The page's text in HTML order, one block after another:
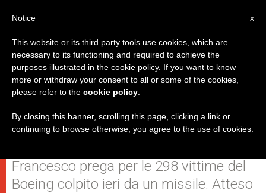
Il cordoglio del Santo Padre per
le vittime dell'aereo malese
abbattuto in est Ucraina
Francesco prega per le 298 vittime del
Boeing colpito ieri da un missile. Atteso
x
Notice
This website or its third party tools use cookies, which are
necessary to its functioning and required to achieve the
purposes illustrated in the cookie policy. If you want to know
more or withdraw your consent to all or some of the cookies,
please refer to the cookie policy
By closing this banner, scrolling this page, clicking a link or
continuing to browse otherwise, you agree to the use of cookies.